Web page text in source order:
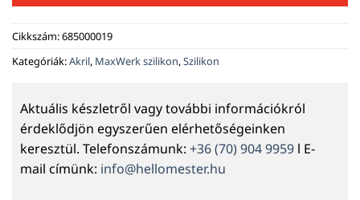
Cikkszám:685000019
Kategóriák:Akril, MaxWerk szilikon,Szilikon
Aktuális készletről vagy további információkról
érdeklődjön egyszerűen elérhetőségeinken
keresztül. Telefonszámunk: +36 (70) 904 9959 l E-
mail címünk: info@hellomester.hu